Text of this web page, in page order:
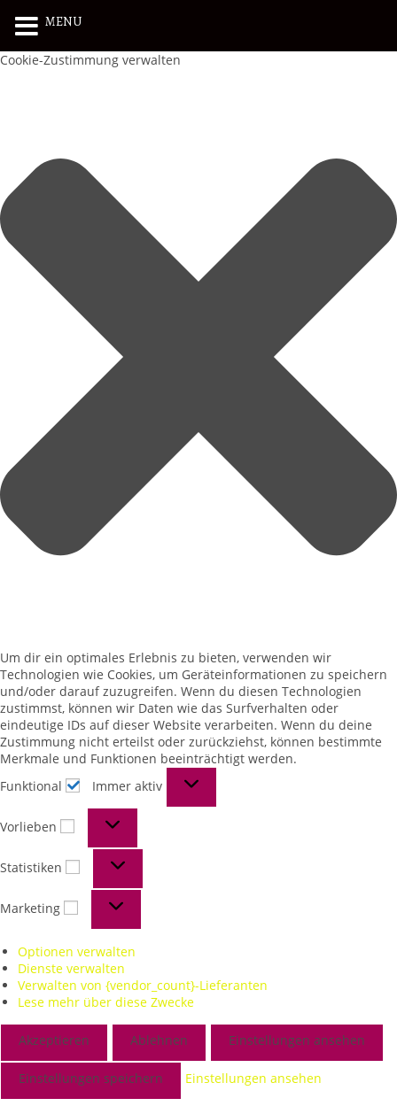
Cookie-Zustimmung verwalten
Um dir ein optimales Erlebnis zu bieten, verwenden wir
Technologien wie Cookies, um Geräteinformationen zu speichern
und/oder darauf zuzugreifen. Wenn du diesen Technologien
zustimmst, können wir Daten wie das Surfverhalten oder
eindeutige IDs auf dieser Website verarbeiten. Wenn du deine
Zustimmung nicht erteilst oder zurückziehst, können bestimmte
Merkmale und Funktionen beeinträchtigt werden.
Funktional
Immer aktiv
Vorlieben
Statistiken
Marketing
Optionen verwalten
Dienste verwalten
Verwalten von {vendor_count}-Lieferanten
Lese mehr über diese Zwecke
Akzeptieren Ablehnen Einstellungen ansehen
Einstellungen speichern Einstellungen ansehen
MENU